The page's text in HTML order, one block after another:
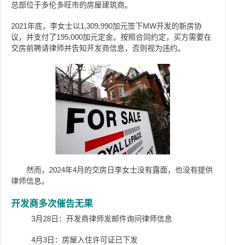
总部位于多伦多旺市的房屋建筑商。
2021年底，李女士以1,309,990加元签下MW开发的新房协
议，并支付了195,000加元定金。按照合同约定，买方需要在
交房前聘请律师并告知开发商信息，否则视为违约。
然而，2024年4月的交房日李女士没有露面，也没有提供
律师信息。
开发商多次催告无果
3月28日：开发商律师发邮件询问律师信息
4月3日：房屋入住许可证已下发